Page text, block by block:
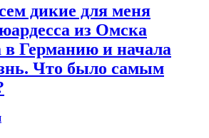
дикие для меня
из Омска
в Германию и начала
Что было самым